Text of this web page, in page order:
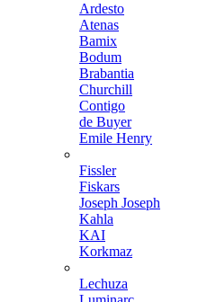
Ardesto
Atenas
Bamix
Bodum
Brabantia
Churchill
Contigo
de Buyer
Emile Henry
Fissler
Fiskars
Joseph Joseph
Kahla
KAI
Korkmaz
Lechuza